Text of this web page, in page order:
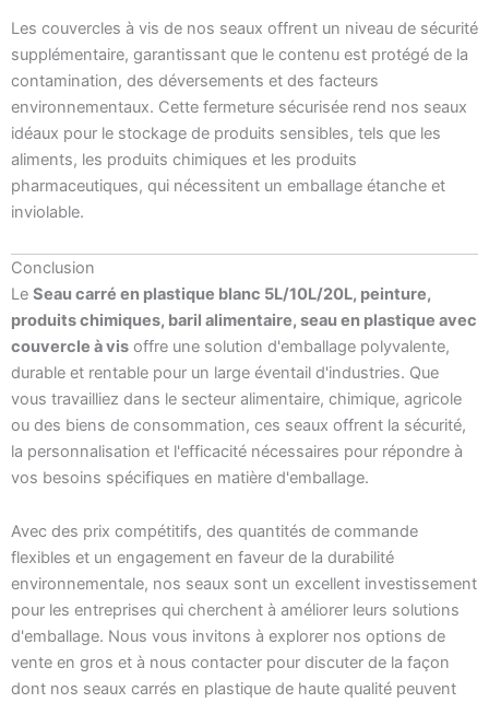
Les couvercles à vis de nos seaux offrent un niveau de sécurité
supplémentaire, garantissant que le contenu est protégé de la
contamination, des déversements et des facteurs
environnementaux. Cette fermeture sécurisée rend nos seaux
idéaux pour le stockage de produits sensibles, tels que les
aliments, les produits chimiques et les produits
pharmaceutiques, qui nécessitent un emballage étanche et
inviolable.
Conclusion
Le Seau carré en plastique blanc 5L/10L/20L, peinture,
produits chimiques, baril alimentaire, seau en plastique avec
couvercle à vis offre une solution d'emballage polyvalente,
durable et rentable pour un large éventail d'industries. Que
vous travailliez dans le secteur alimentaire, chimique, agricole
ou des biens de consommation, ces seaux offrent la sécurité,
la personnalisation et l'efficacité nécessaires pour répondre à
vos besoins spécifiques en matière d'emballage.
Avec des prix compétitifs, des quantités de commande
flexibles et un engagement en faveur de la durabilité
environnementale, nos seaux sont un excellent investissement
pour les entreprises qui cherchent à améliorer leurs solutions
d'emballage. Nous vous invitons à explorer nos options de
vente en gros et à nous contacter pour discuter de la façon
dont nos seaux carrés en plastique de haute qualité peuvent